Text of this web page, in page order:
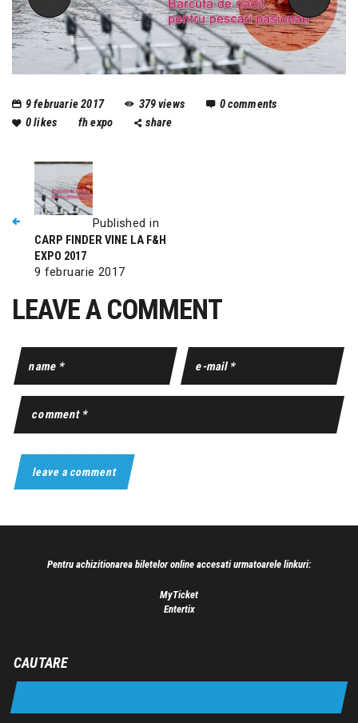
9 februarie 2017 379views 0comments
0likes fh expo share
Published in
CARP FINDER VINE LA F&H
EXPO 2017
9 februarie 2017
LEAVE A COMMENT
Pentru achizitionarea biletelor online accesati urmatoarele linkuri:
MyTicket
Entertix
CAUTARE